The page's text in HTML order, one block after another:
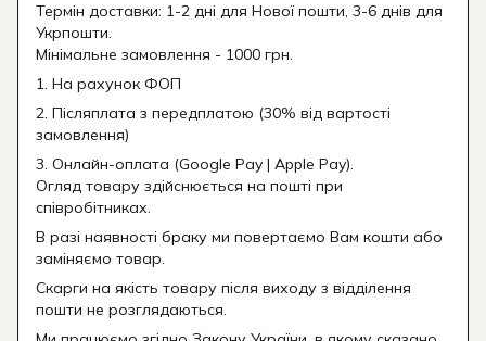
Термін доставки: 1-2 дні для Нової пошти, 3-6 днів для
Укрпошти.
Мінімальне замовлення - 1000 грн.
1. На рахунок ФОП
2. Післяплата з передплатою (30% від вартості
замовлення)
3. Онлайн-оплата (Google Pay | Apple Pay).
Огляд товару здійснюється на пошті при
співробітниках.
В разі наявності браку ми повертаємо Вам кошти або
заміняємо товар.
Скарги на якість товару після виходу з відділення
пошти не розглядаються.